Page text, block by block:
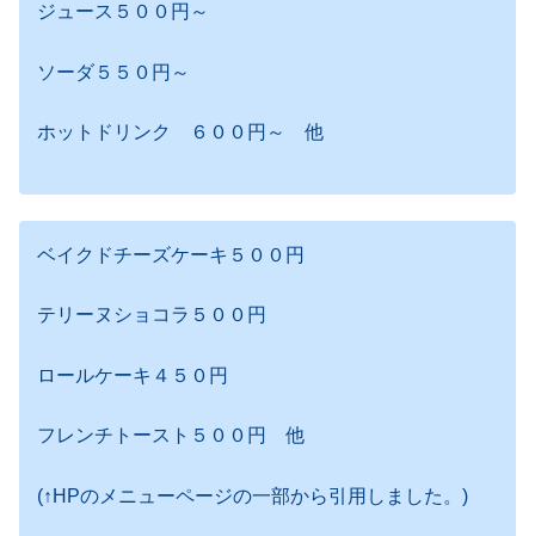
ジュース５００円～
ソーダ５５０円～
ホットドリンク ６００円～ 他
ベイクドチーズケーキ５００円
テリーヌショコラ５００円
ロールケーキ４５０円
フレンチトースト５００円 他
(↑HPのメニューページの一部から引用しました。)